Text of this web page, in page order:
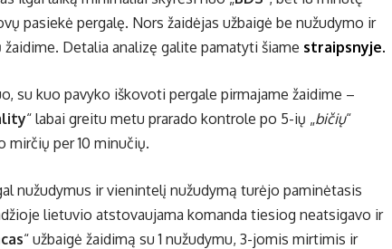
pasiekė pergalę. Nors žaidėjas užbaigė be nužudymo ir
Detalia analizę galite pamatyti šiame straipsnyje.
su kuo pavyko iškovoti pergale pirmajame žaidime –
“ labai greitu metu prarado kontrole po 5-ių „bičių“
mirčių per 10 minučių.
nužudymus ir vienintelį nužudymą turėjo paminėtasis
lietuvio atstovaujama komanda tiesiog neatsigavo ir
“ užbaigė žaidimą su 1 nužudymu, 3-jomis mirtimis ir